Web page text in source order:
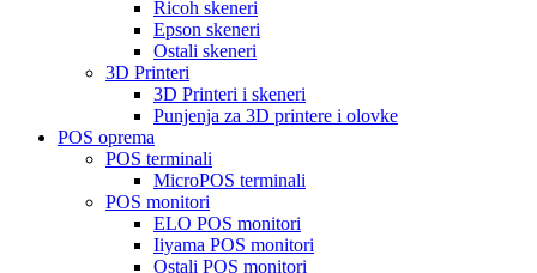
Ricoh skeneri
Epson skeneri
Ostali skeneri
3D Printeri
3D Printeri i skeneri
Punjenja za 3D printere i olovke
POS oprema
POS terminali
MicroPOS terminali
POS monitori
ELO POS monitori
Iiyama POS monitori
Ostali POS monitori